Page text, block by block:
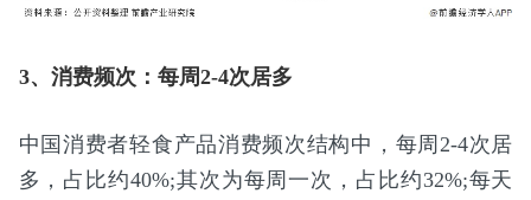
3、消费频次：每周2-4次居多
中国消费者轻食产品消费频次结构中，每周2-4次居
多，占比约40%;其次为每周一次，占比约32%;每天